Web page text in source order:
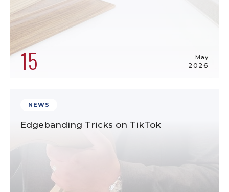
15 May
2026
NEWS
Edgebanding Tricks on TikTok